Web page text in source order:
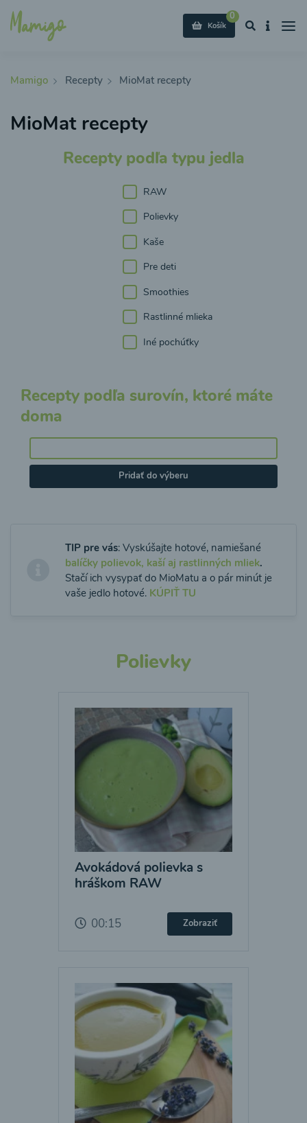
0
Košík
Mamigo Recepty MioMat recepty
MioMat recepty
Recepty podľa typu jedla
RAW
Polievky
Kaše
Pre deti
Smoothies
Rastlinné mlieka
Iné pochúťky
Recepty podľa surovín, ktoré máte
doma
Pridať do výberu
TIP pre vás: Vyskúšajte hotové, namiešané
balíčky polievok, kaší aj rastlinných mliek.
Stačí ich vysypať do MioMatu a o pár minút je
vaše jedlo hotové. KÚPIŤ TU
Polievky
Avokádová polievka s
hráškom RAW
00:15 Zobraziť